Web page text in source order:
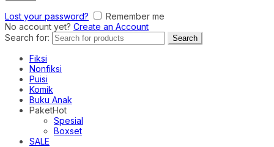
Lost your password?
Remember me
No account yet? Create an Account
Search for:
Search
Fiksi
Nonfiksi
Puisi
Komik
Buku Anak
PaketHot
Spesial
Boxset
SALE